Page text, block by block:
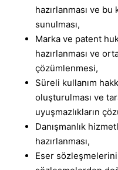
hazırlanması ve bu
sunulması,
Marka ve patent
hazırlanması ve
çözümlenmesi,
Süreli kullanım
oluşturulması ve
uyuşmazlıkların
Danışmanlık
hazırlanması,
Eser